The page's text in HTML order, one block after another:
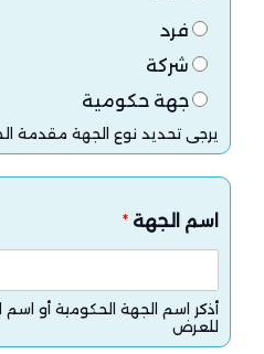
فرد
شركة
جهة حكومية
يرجى تحديد نوع الجهة مقدمة
اسم الجهة *
أذكر اسم الجهة الحكومية أو
للعرض